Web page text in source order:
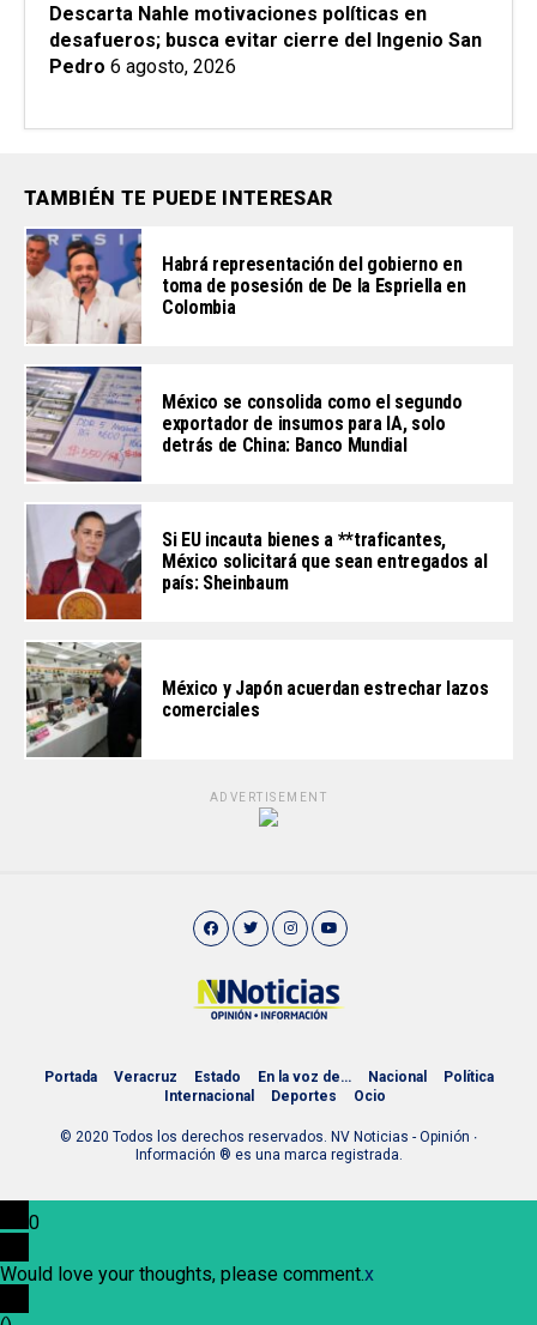
Descarta Nahle motivaciones políticas en
desafueros; busca evitar cierre del Ingenio San
Pedro 6 agosto, 2026
TAMBIÉN TE PUEDE INTERESAR
Habrá representación del gobierno en
toma de posesión de De la Espriella en
Colombia
México se consolida como el segundo
exportador de insumos para IA, solo
detrás de China: Banco Mundial
Si EU incauta bienes a **traficantes,
México solicitará que sean entregados al
país: Sheinbaum
México y Japón acuerdan estrechar lazos
comerciales
ADVERTISEMENT
Portada Veracruz Estado En la voz de… Nacional
Política
Internacional
Deportes Ocio
© 2020 Todos los derechos reservados. NV Noticias - Opinión ∙
Información ® es una marca registrada.
0
Would love your thoughts, please comment.x